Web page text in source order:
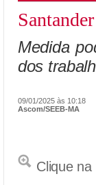
Medida
dos
09/01/2025 às 10:18
Ascom/SEEB-MA
Clique